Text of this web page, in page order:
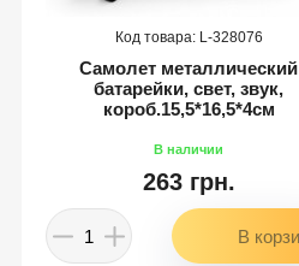
328076
Самолет металлический
батарейки, свет, звук,
короб.15,5*16,5*4см
263 грн.